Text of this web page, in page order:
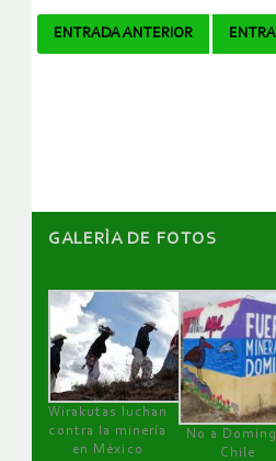
Navegador
ENTRADA ANTERIOR
GALERÌA DE FOTOS
Wirakutas luchan
contra la minería
en México
No a
Chile